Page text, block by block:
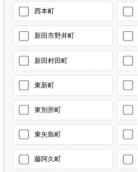
西本町
新田市野井町
新田村田町
東新町
東別所町
東矢島町
藤阿久町